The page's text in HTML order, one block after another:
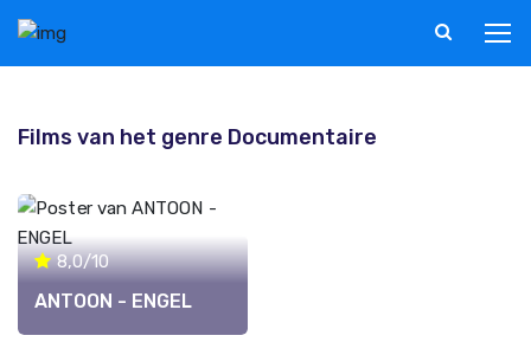
Films van het genre Documentaire
8,0/10
ANTOON - ENGEL